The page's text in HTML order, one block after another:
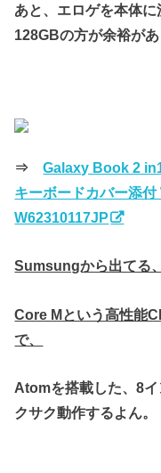
あと、エロゲを本体に
128GBの方が余裕があ
⇒Galaxy Book 2
キーボードカバー添
W62310117JP
Sumsungから出てる
Core Mという高性能
で、
Atomを搭載した、8
クサク動作するよん。